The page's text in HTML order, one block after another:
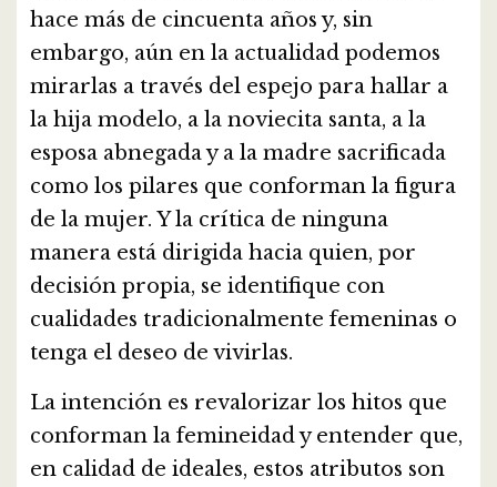
hace más de cincuenta años y, sin
embargo, aún en la actualidad podemos
mirarlas a través del espejo para hallar a
la hija modelo, a la noviecita santa, a la
esposa abnegada y a la madre sacrificada
como los pilares que conforman la figura
de la mujer. Y la crítica de ninguna
manera está dirigida hacia quien, por
decisión propia, se identifique con
cualidades tradicionalmente femeninas o
tenga el deseo de vivirlas.
La intención es revalorizar los hitos que
conforman la femineidad y entender que,
en calidad de ideales, estos atributos son